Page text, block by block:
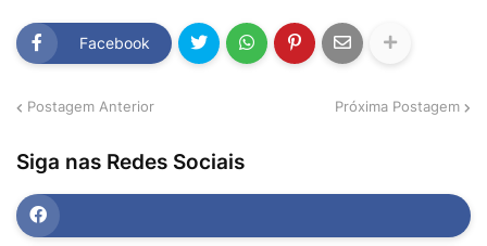
Facebook
Postagem Anterior Próxima Postagem
Siga nas Redes Sociais